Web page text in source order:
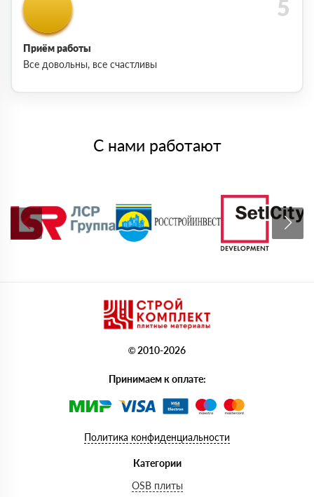
Приём работы
Все довольны, все счастливы
С нами работают
© 2010-2026
Принимаем к оплате:
Политика конфиденциальности
Категории
OSB плиты